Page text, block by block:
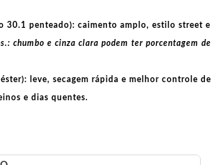
30.1 penteado): caimento amplo, estilo street e
chumbo e cinza clara podem ter porcentagem de
leve, secagem rápida e melhor controle de
e dias quentes.